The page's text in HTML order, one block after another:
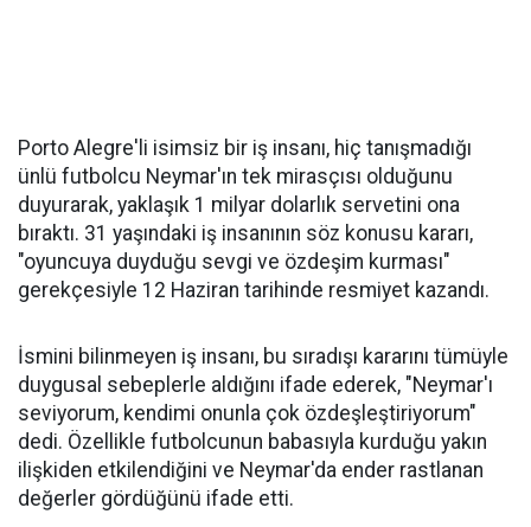
Porto Alegre'li isimsiz bir iş insanı, hiç tanışmadığı
ünlü futbolcu Neymar'ın tek mirasçısı olduğunu
duyurarak, yaklaşık 1 milyar dolarlık servetini ona
bıraktı. 31 yaşındaki iş insanının söz konusu kararı,
"oyuncuya duyduğu sevgi ve özdeşim kurması"
gerekçesiyle 12 Haziran tarihinde resmiyet kazandı.
İsmini bilinmeyen iş insanı, bu sıradışı kararını tümüyle
duygusal sebeplerle aldığını ifade ederek, "Neymar'ı
seviyorum, kendimi onunla çok özdeşleştiriyorum"
dedi. Özellikle futbolcunun babasıyla kurduğu yakın
ilişkiden etkilendiğini ve Neymar'da ender rastlanan
değerler gördüğünü ifade etti.